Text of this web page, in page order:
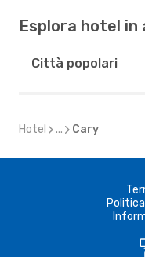
Esplora hotel
Città popolari
Hotel ... Cary